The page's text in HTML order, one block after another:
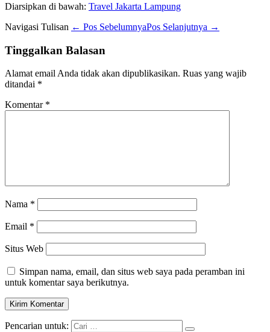
Diarsipkan di bawah: Travel Jakarta Lampung
Navigasi Tulisan ← Pos SebelumnyaPos Selanjutnya →
Tinggalkan Balasan
Alamat email Anda tidak akan dipublikasikan. Ruas yang wajib
ditandai *
Komentar *
Nama *
Email *
Situs Web
Simpan nama, email, dan situs web saya pada peramban ini
untuk komentar saya berikutnya.
Pencarian untuk: